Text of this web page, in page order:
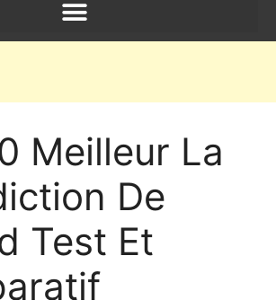
Meilleur La
De
Test Et